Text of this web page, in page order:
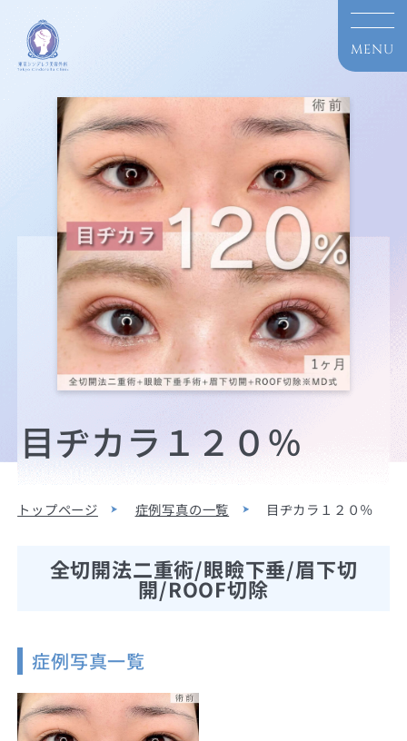
目ヂカラ１２０％
トップページ 症例写真の一覧 目ヂカラ１２０％
全切開法二重術/眼瞼下垂/眉下切
開/ROOF切除
症例写真一覧